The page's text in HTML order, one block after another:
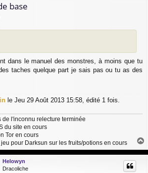
base
dans le manuel des monstres, à moins que tu
taches quelque part je sais pas ou tu as des
le Jeu 29 Août 2013 15:58, édité 1 fois.
de l'inconnu relecture terminée
du site en cours
Tor en cours
pour Darksun sur les fruits/potions en cours
a
u
Helowyn
Dracoliche